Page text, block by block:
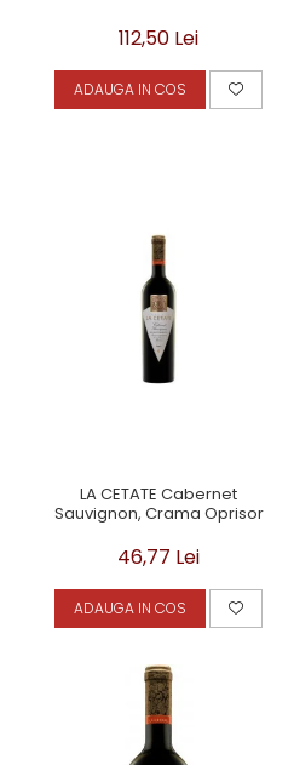
112,50 Lei
ADAUGA IN COS
LA CETATE Cabernet
Sauvignon, Crama Oprisor
46,77 Lei
ADAUGA IN COS